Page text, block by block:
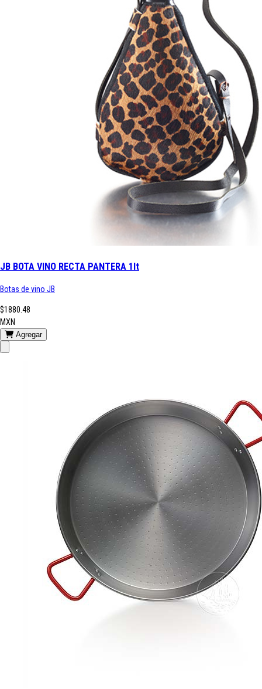
JB BOTA VINO RECTA PANTERA 1lt
Botas de vino JB
$1880.48
MXN
Agregar